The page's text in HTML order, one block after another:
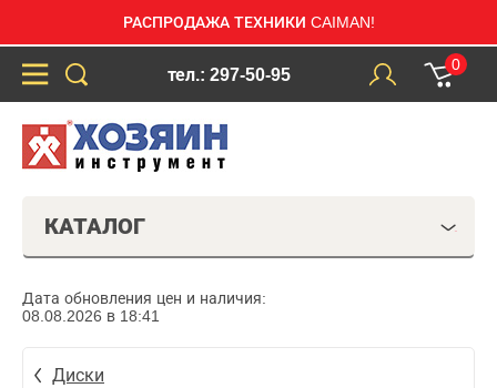
РАСПРОДАЖА ТЕХНИКИ CAIMAN!
тел.: 297-50-95
0
КАТАЛОГ
Дата обновления цен и наличия:
08.08.2026 в 18:41
Диски